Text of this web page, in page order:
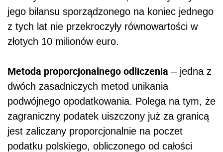
jego bilansu sporządzonego na koniec jednego
z tych lat nie przekroczyły równowartości w
złotych 10 milionów euro.
Metoda proporcjonalnego odliczenia – jedna z
dwóch zasadniczych metod unikania
podwójnego opodatkowania. Polega na tym, że
zagraniczny podatek uiszczony już za granicą
jest zaliczany proporcjonalnie na poczet
podatku polskiego, obliczonego od całości